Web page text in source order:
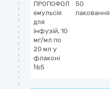
ПРОПОФОЛ
емульсія
для
інфузій, 10
мг/мл по
20 мл у
флаконі
№5
50
паковання